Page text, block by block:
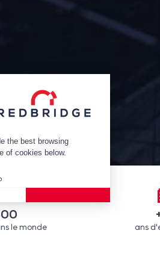
the best browsing
of cookies below.
Your Options
and manage your privacy
le monde ans